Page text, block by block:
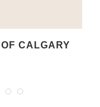
CALGARY